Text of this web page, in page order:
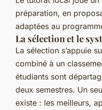
préparation, en
adaptées au
La sélection et le
La sélection s’appuie
combiné à un
étudiants sont
deux semestres. Un
existe : les meilleurs,